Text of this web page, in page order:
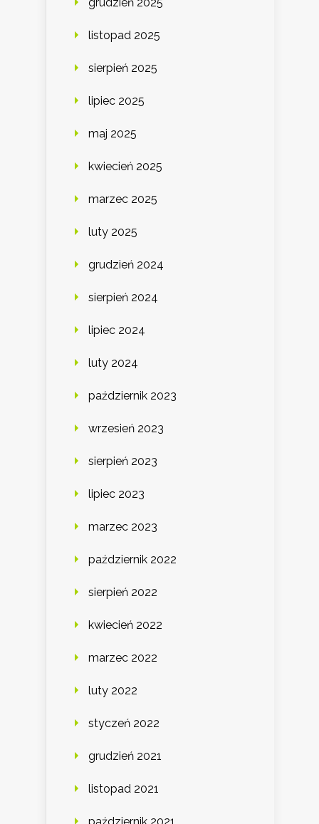
listopad 2025
sierpień 2025
lipiec 2025
maj 2025
kwiecień 2025
marzec 2025
luty 2025
grudzień 2024
sierpień 2024
lipiec 2024
luty 2024
październik 2023
wrzesień 2023
sierpień 2023
lipiec 2023
marzec 2023
październik 2022
sierpień 2022
kwiecień 2022
marzec 2022
luty 2022
styczeń 2022
grudzień 2021
listopad 2021